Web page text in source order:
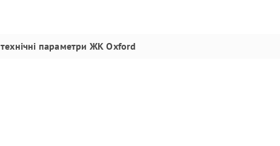
технічні параметри ЖК Oxford